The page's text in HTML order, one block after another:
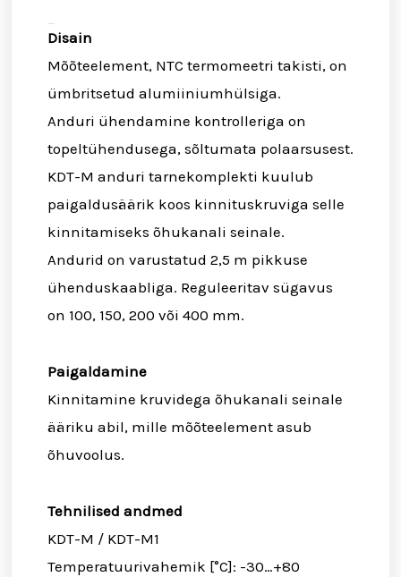
Disain
Mõõteelement, NTC termomeetri takisti, on
ümbritsetud alumiiniumhülsiga.
Anduri ühendamine kontrolleriga on
topeltühendusega, sõltumata polaarsusest.
KDT-M anduri tarnekomplekti kuulub
paigaldusäärik koos kinnituskruviga selle
kinnitamiseks õhukanali seinale.
Andurid on varustatud 2,5 m pikkuse
ühenduskaabliga. Reguleeritav sügavus
on 100, 150, 200 või 400 mm.
Paigaldamine
Kinnitamine kruvidega õhukanali seinale
ääriku abil, mille mõõteelement asub
õhuvoolus.
Tehnilised andmed
KDT-M / KDT-M1
Temperatuurivahemik [°C]: -30…+80